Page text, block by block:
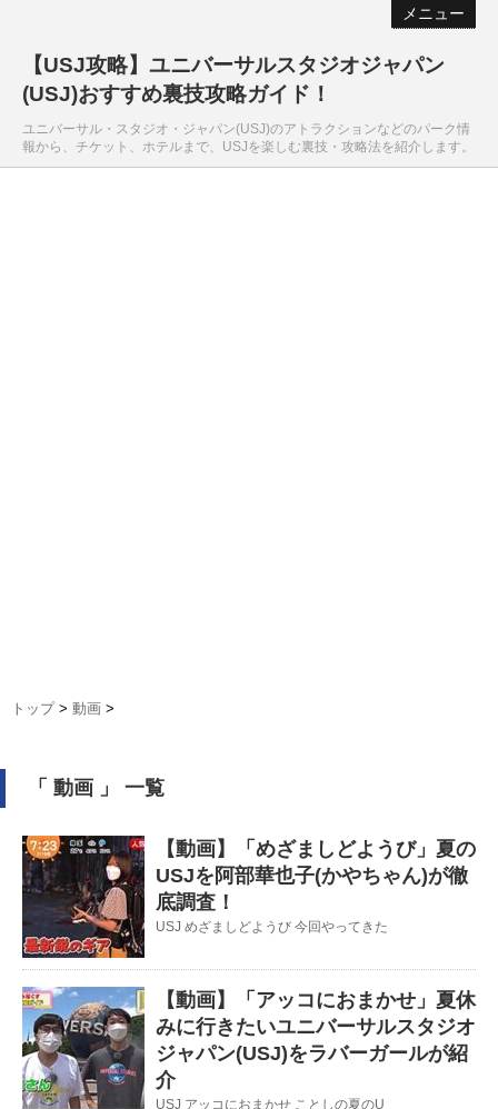
メニュー
【USJ攻略】ユニバーサルスタジオジャパン
(USJ)おすすめ裏技攻略ガイド！
ユニバーサル・スタジオ・ジャパン(USJ)のアトラクションなどのパーク情
報から、チケット、ホテルまで、USJを楽しむ裏技・攻略法を紹介します。
トップ > 動画 >
「 動画 」 一覧
【動画】「めざましどようび」夏の
USJを阿部華也子(かやちゃん)が徹
底調査！
USJ めざましどようび 今回やってきた
【動画】「アッコにおまかせ」夏休
みに行きたいユニバーサルスタジオ
ジャパン(USJ)をラバーガールが紹
介
USJ アッコにおまかせ ことしの夏のU